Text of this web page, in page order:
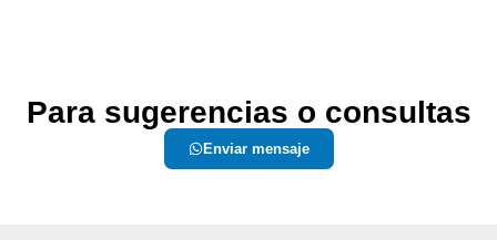
Para sugerencias o consultas
Enviar mensaje